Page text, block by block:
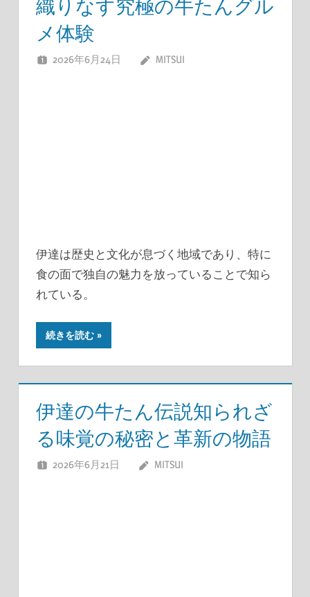
織りなす究極の牛たんグル
メ体験
2026年6月24日 MITSUI
伊達は歴史と文化が息づく地域であり、特に
食の面で独自の魅力を放っていることで知ら
れている。
続きを読む
伊達の牛たん伝説知られざ
る味覚の秘密と革新の物語
2026年6月21日 MITSUI